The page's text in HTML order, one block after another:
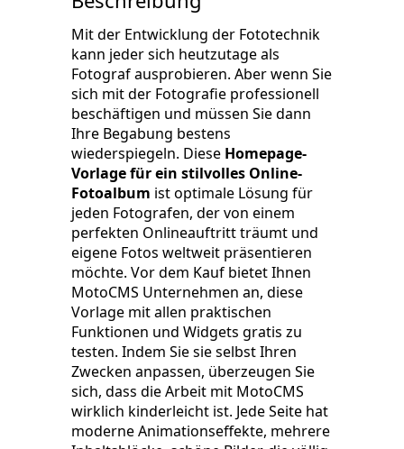
Mit der Entwicklung der Fototechnik
kann jeder sich heutzutage als
Fotograf ausprobieren. Aber wenn Sie
sich mit der Fotografie professionell
beschäftigen und müssen Sie dann
Ihre Begabung bestens
wiederspiegeln. Diese Homepage-
Vorlage für ein stilvolles Online-
Fotoalbum ist optimale Lösung für
jeden Fotografen, der von einem
perfekten Onlineauftritt träumt und
eigene Fotos weltweit präsentieren
möchte. Vor dem Kauf bietet Ihnen
MotoCMS Unternehmen an, diese
Vorlage mit allen praktischen
Funktionen und Widgets gratis zu
testen. Indem Sie sie selbst Ihren
Zwecken anpassen, überzeugen Sie
sich, dass die Arbeit mit MotoCMS
wirklich kinderleicht ist. Jede Seite hat
moderne Animationseffekte, mehrere